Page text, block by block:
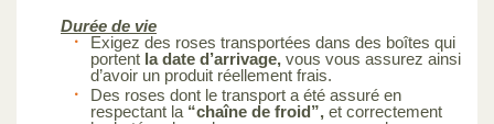
Durée de vie
Exigez des roses transportées dans des boîtes qui
portent la date d’arrivage, vous vous assurez ainsi
d’avoir un produit réellement frais.
Des roses dont le transport a été assuré en
respectant la “chaîne de froid”, et correctement